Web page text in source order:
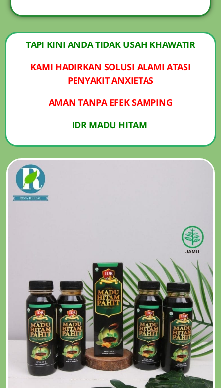
TAPI KINI ANDA TIDAK USAH KHAWATIR
KAMI HADIRKAN SOLUSI ALAMI ATASI
PENYAKIT ANXIETAS
AMAN TANPA EFEK SAMPING
IDR MADU HITAM